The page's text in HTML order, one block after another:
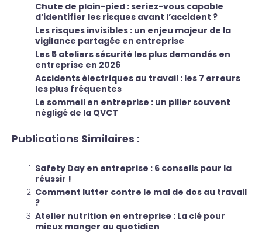
Chute de plain-pied : seriez-vous capable
d’identifier les risques avant l’accident ?
Les risques invisibles : un enjeu majeur de la
vigilance partagée en entreprise
Les 5 ateliers sécurité les plus demandés en
entreprise en 2026
Accidents électriques au travail : les 7 erreurs
les plus fréquentes
Le sommeil en entreprise : un pilier souvent
négligé de la QVCT
Publications Similaires :
Safety Day en entreprise : 6 conseils pour la
réussir !
Comment lutter contre le mal de dos au travail
?
Atelier nutrition en entreprise : La clé pour
mieux manger au quotidien